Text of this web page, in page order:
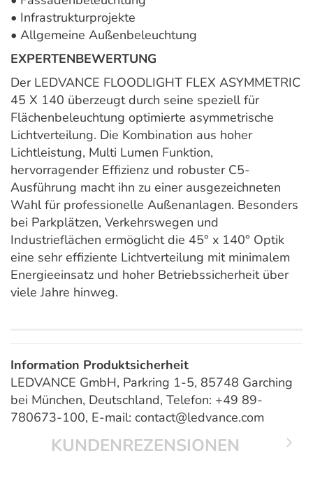
• Infrastrukturprojekte
• Allgemeine Außenbeleuchtung
EXPERTENBEWERTUNG
Der LEDVANCE FLOODLIGHT FLEX ASYMMETRIC
45 X 140 überzeugt durch seine speziell für
Flächenbeleuchtung optimierte asymmetrische
Lichtverteilung. Die Kombination aus hoher
Lichtleistung, Multi Lumen Funktion,
hervorragender Effizienz und robuster C5-
Ausführung macht ihn zu einer ausgezeichneten
Wahl für professionelle Außenanlagen. Besonders
bei Parkplätzen, Verkehrswegen und
Industrieflächen ermöglicht die 45° x 140° Optik
eine sehr effiziente Lichtverteilung mit minimalem
Energieeinsatz und hoher Betriebssicherheit über
viele Jahre hinweg.
Information Produktsicherheit
LEDVANCE GmbH, Parkring 1-5, 85748 Garching
bei München, Deutschland, Telefon: +49 89-
780673-100, E-mail: contact@ledvance.com
KUNDENREZENSIONEN